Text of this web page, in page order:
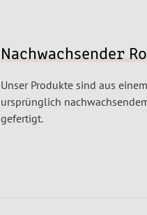
Nachwachsender
Unser Produkte sind aus einem
ursprünglich
gefertigt.